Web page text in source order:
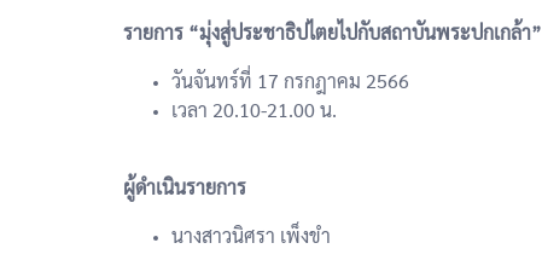
รายการ “มุ่งสู่ประชาธิปไตยไปกับสถาบันพระปกเกล้า”
วันจันทร์ที่ 17 กรกฎาคม 2566
เวลา 20.10-21.00 น.
ผู้ดำเนินรายการ
นางสาวนิศรา เพ็งขำ